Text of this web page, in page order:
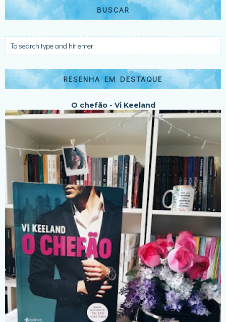
BUSCAR
RESENHA EM DESTAQUE
O chefão - Vi Keeland